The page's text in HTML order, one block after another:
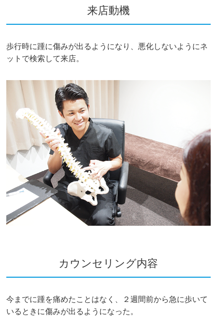
来店動機
歩行時に踵に傷みが出るようになり、悪化しないようにネ
ットで検索して来店。
カウンセリング内容
今までに踵を痛めたことはなく、２週間前から急に歩いて
いるときに傷みが出るようになった。